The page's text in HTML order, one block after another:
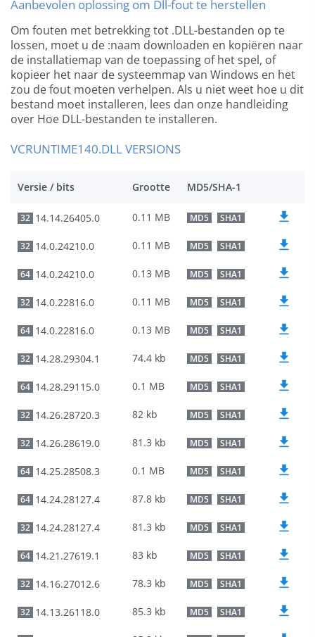
Aanbevolen oplossing om Dll-fout te herstellen
Om fouten met betrekking tot .DLL-bestanden op te
lossen, moet u de :naam downloaden en kopiëren naar
de installatiemap van de toepassing of het spel, of
kopieer het naar de systeemmap van Windows en het
zou de fout moeten verhelpen. Als u niet weet hoe u dit
bestand moet installeren, lees dan onze handleiding
over Hoe DLL-bestanden te installeren.
VCRUNTIME140.DLL VERSIONS
Versie / bits Grootte MD5/SHA-1
32 14.14.26405.0 0.11 MB MD5 SHA1
32 14.0.24210.0 0.11 MB MD5 SHA1
64 14.0.24210.0 0.13 MB MD5 SHA1
32 14.0.22816.0 0.11 MB MD5 SHA1
64 14.0.22816.0 0.13 MB MD5 SHA1
32 14.28.29304.1 74.4 kb MD5 SHA1
64 14.28.29115.0 0.1 MB MD5 SHA1
32 14.26.28720.3 82 kb MD5 SHA1
32 14.26.28619.0 81.3 kb MD5 SHA1
64 14.25.28508.3 0.1 MB MD5 SHA1
64 14.24.28127.4 87.8 kb MD5 SHA1
32 14.24.28127.4 81.3 kb MD5 SHA1
64 14.21.27619.1 83 kb MD5 SHA1
32 14.16.27012.6 78.3 kb MD5 SHA1
32 14.13.26118.0 85.3 kb MD5 SHA1